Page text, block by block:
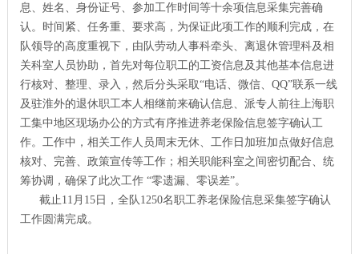
息、姓名、身份证号、参加工作时间等十余项信息采集完善确
认。时间紧、任务重、要求高，为保证此项工作的顺利完成，在
队领导的高度重视下，由队劳动人事科牵头、离退休管理科及相
关科室人员协助，首先对每位职工的工资信息及其他基本信息进
行核对、整理、录入，然后分头采取“电话、微信、QQ”联系一线
及驻淮外的退休职工本人相继前来确认信息、派专人前往上海职
工集中地区现场办公的方式有序推进养老保险信息签字确认工
作。工作中，相关工作人员周末无休、工作日加班加点做好信息
核对、完善、政策宣传等工作；相关职能科室之间密切配合、统
筹协调，确保了此次工作 “零遗漏、零误差”。
截止11月15日，全队1250名职工养老保险信息采集签字确认
工作圆满完成。